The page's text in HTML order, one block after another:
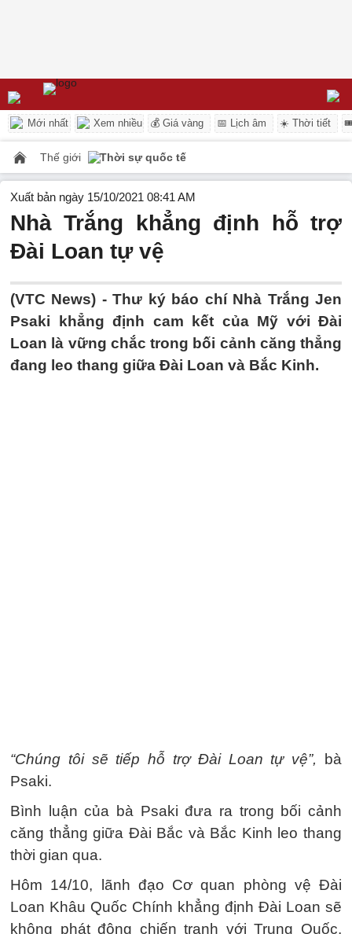
Mới nhất Xem nhiều 💰 Giá vàng 📅 Lịch âm ☀️ Thời tiết
Thế giới Thời sự quốc tế
Xuất bản ngày 15/10/2021 08:41 AM
Nhà Trắng khẳng định hỗ trợ
Đài Loan tự vệ
(VTC News) -Thư ký báo chí Nhà Trắng Jen
Psaki khẳng định cam kết của Mỹ với Đài
Loan là vững chắc trong bối cảnh căng thẳng
đang leo thang giữa Đài Loan và Bắc Kinh.
“Chúng tôi sẽ tiếp hỗ trợ Đài Loan tự vệ”,
bà
Psaki.
Bình luận của bà Psaki đưa ra trong bối cảnh
căng thẳng giữa Đài Bắc và Bắc Kinh leo thang
thời gian qua.
Hôm 14/10, lãnh đạo Cơ quan phòng vệ Đài
Loan Khâu Quốc Chính khẳng định Đài Loan sẽ
không phát động chiến tranh với Trung Quốc,